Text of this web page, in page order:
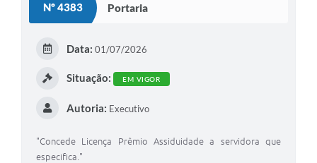
Nº 4383 Portaria
Data: 01/07/2026
Situação: EM VIGOR
Autoria: Executivo
"Concede Licença Prêmio Assiduidade a servidora que
especifica."